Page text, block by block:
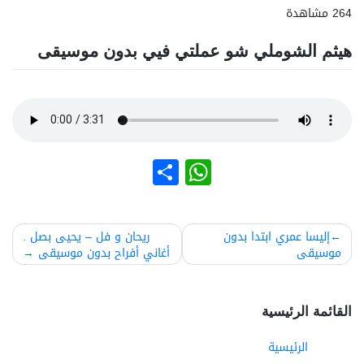
264 مشاهدة
هيثم الشوملي شو عملتي فيي بدون موسيقى
WhatsApp
نشر
تصفّح
المقالات
إليسا عمري ابتدا بدون
موسيقى
ريحان و فل – يحيى بصل .
أغاني أفراح بدون موسيقى
القائمة الرئيسية
الرئيسية